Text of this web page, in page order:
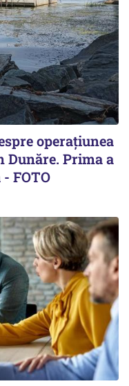
operațiunea
Dunăre. Prima a
FOTO